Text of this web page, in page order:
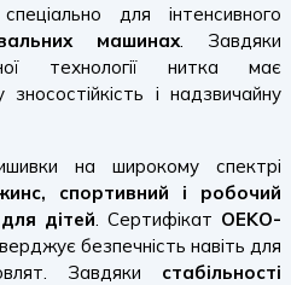
для інтенсивного
машинах. Завдяки
технології нитка має
і надзвичайну
на широкому спектрі
спортивний і робочий
дітей. Сертифікат OEKO-
безпечність навіть для
Завдяки стабільності